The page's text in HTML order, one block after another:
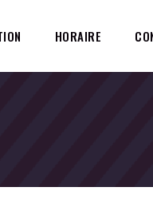
HORAIRE